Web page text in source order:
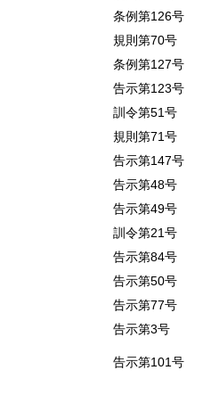
条例第126号
規則第70号
条例第127号
告示第123号
訓令第51号
規則第71号
告示第147号
告示第48号
告示第49号
訓令第21号
告示第84号
告示第50号
告示第77号
告示第3号
告示第101号